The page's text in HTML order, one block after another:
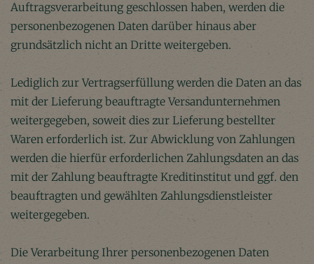
Auftragsverarbeitung geschlossen haben, werden die
personenbezogenen Daten darüber hinaus aber
grundsätzlich nicht an Dritte weitergeben.
Lediglich zur Vertragserfüllung werden die Daten an das
mit der Lieferung beauftragte Versandunternehmen
weitergegeben, soweit dies zur Lieferung bestellter
Waren erforderlich ist. Zur Abwicklung von Zahlungen
werden die hierfür erforderlichen Zahlungsdaten an das
mit der Zahlung beauftragte Kreditinstitut und ggf. den
beauftragten und gewählten Zahlungsdienstleister
weitergegeben.
Die Verarbeitung Ihrer personenbezogenen Daten